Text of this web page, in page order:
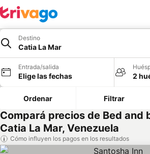
Destino
Catia La Mar
Entrada/salida
Elige las fechas 2
Ordenar Filtrar
Compará precios de Bed and
Catia La Mar, Venezuela
Cómo influyen los pagos en los resultados